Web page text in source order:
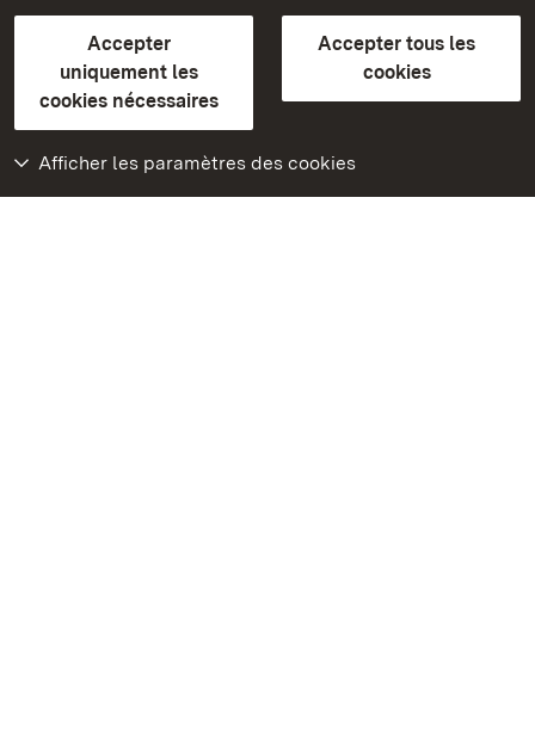
Accepter
uniquement les
cookies nécessaires
Accepter tous les
cookies
Afficher les paramètres des cookies
plus loin
Accueil
Monuments
Rendez-nous visite